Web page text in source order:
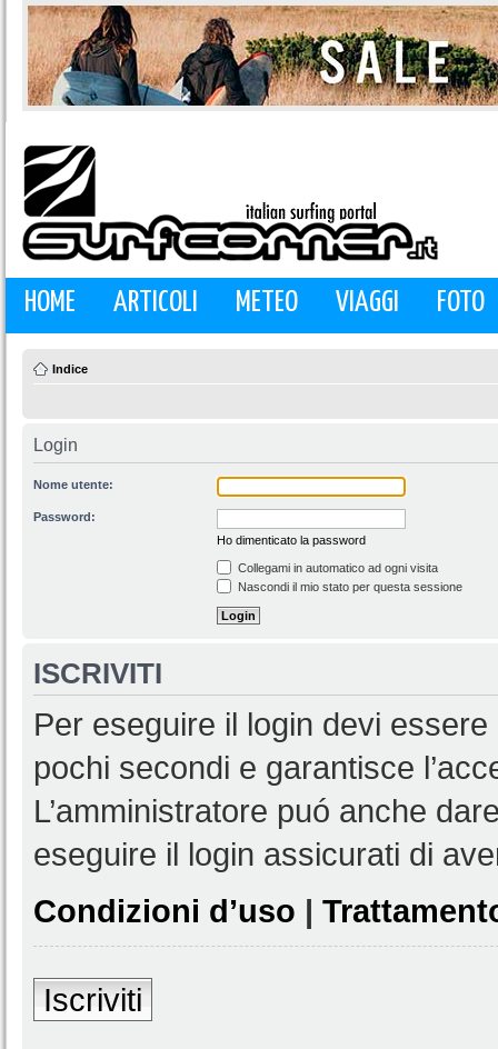
HOME ARTICOLI METEO VIAGGI FOTO
Indice
Login
Nome utente:
Password:
Ho dimenticato la password
Collegami in automatico ad ogni visita
Nascondi il mio stato per questa sessione
ISCRIVITI
Per eseguire il login devi
pochi secondi e garantisce
L’amministratore puó anche
eseguire il login assicurati di
Condizioni d’uso |
Iscriviti